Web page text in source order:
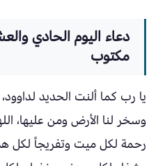
دعاء اليوم الحادي
مكتوب
يا رب كما ألنت الحديد
وسخر لنا الأرض ومن عليها،
رحمة لكل ميت وتفريجاً لكل